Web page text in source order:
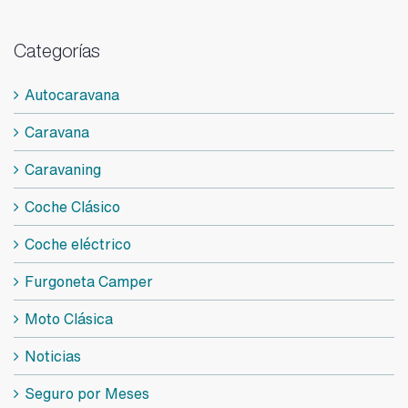
Categorías
Autocaravana
Caravana
Caravaning
Coche Clásico
Coche eléctrico
Furgoneta Camper
Moto Clásica
Noticias
Seguro por Meses